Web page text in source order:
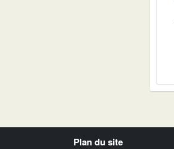
Plan du site